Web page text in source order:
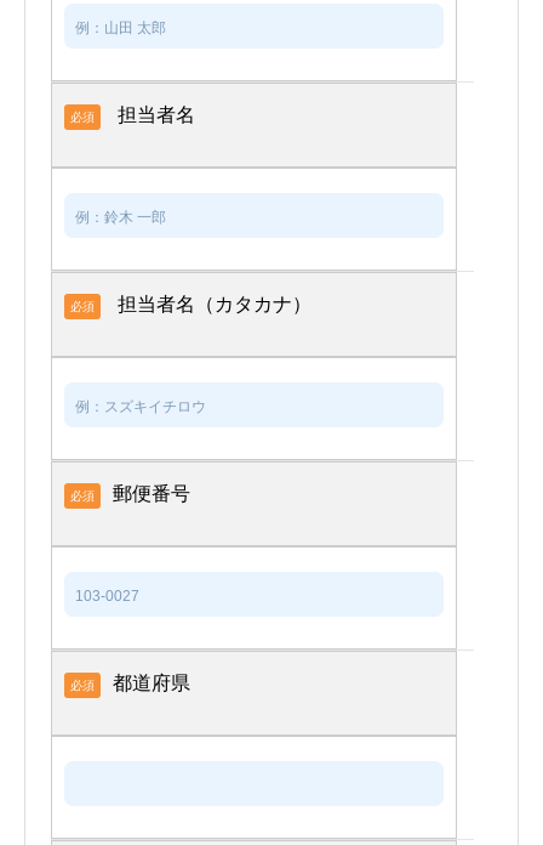
必須 担当者名
必須 担当者名（カタカナ）
必須 郵便番号
必須 都道府県